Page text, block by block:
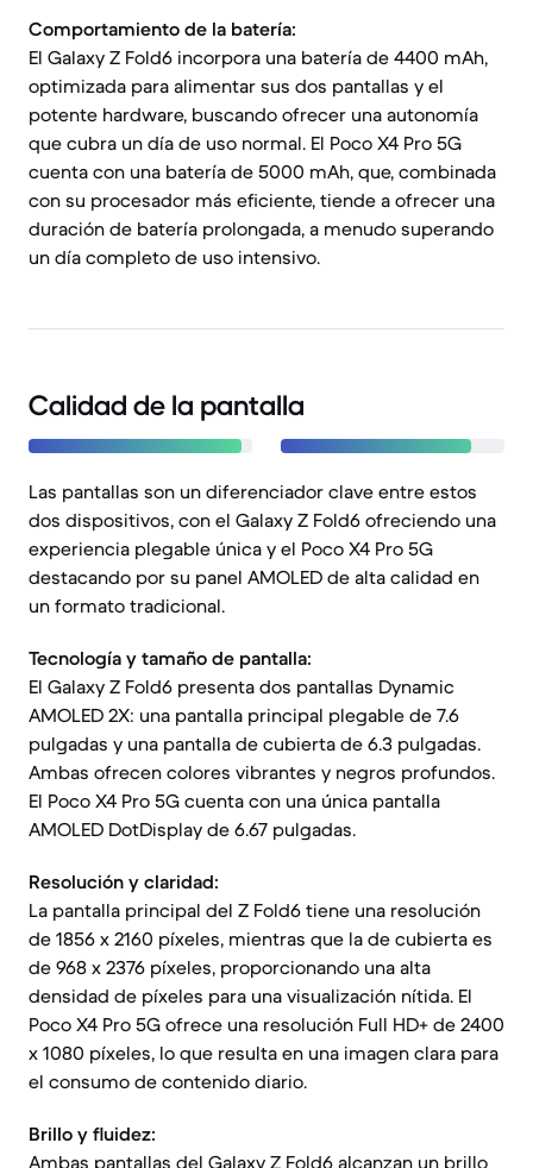
Comportamiento de la batería:
El Galaxy Z Fold6 incorpora una batería de 4400 mAh,
optimizada para alimentar sus dos pantallas y el
potente hardware, buscando ofrecer una autonomía
que cubra un día de uso normal. El Poco X4 Pro 5G
cuenta con una batería de 5000 mAh, que, combinada
con su procesador más eficiente, tiende a ofrecer una
duración de batería prolongada, a menudo superando
un día completo de uso intensivo.
Calidad de la pantalla
Las pantallas son un diferenciador clave entre estos
dos dispositivos, con el Galaxy Z Fold6 ofreciendo una
experiencia plegable única y el Poco X4 Pro 5G
destacando por su panel AMOLED de alta calidad en
un formato tradicional.
Tecnología y tamaño de pantalla:
El Galaxy Z Fold6 presenta dos pantallas Dynamic
AMOLED 2X: una pantalla principal plegable de 7.6
pulgadas y una pantalla de cubierta de 6.3 pulgadas.
Ambas ofrecen colores vibrantes y negros profundos.
El Poco X4 Pro 5G cuenta con una única pantalla
AMOLED DotDisplay de 6.67 pulgadas.
Resolución y claridad:
La pantalla principal del Z Fold6 tiene una resolución
de 1856 x 2160 píxeles, mientras que la de cubierta es
de 968 x 2376 píxeles, proporcionando una alta
densidad de píxeles para una visualización nítida. El
Poco X4 Pro 5G ofrece una resolución Full HD+ de 2400
x 1080 píxeles, lo que resulta en una imagen clara para
el consumo de contenido diario.
Brillo y fluidez:
Ambas pantallas del Galaxy Z Fold6 alcanzan un brillo